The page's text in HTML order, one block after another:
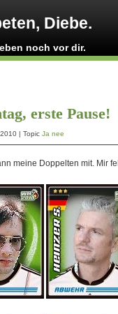
Diebe.
noch vor dir.
erste Pause!
| Topic Ja nee
meine Doppelten mit. Mir